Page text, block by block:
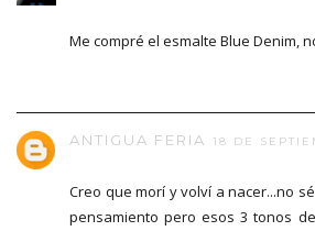
Me compré el esmalte Blue Denim,
ANTIGUA FERIA 18 DE
Creo que morí y volví a nacer...no
pensamiento pero esos 3 tonos